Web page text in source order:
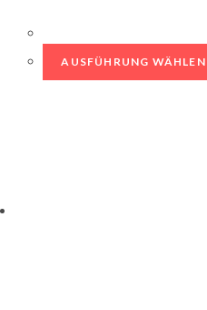
AUSFÜHRUNG WÄHLEN